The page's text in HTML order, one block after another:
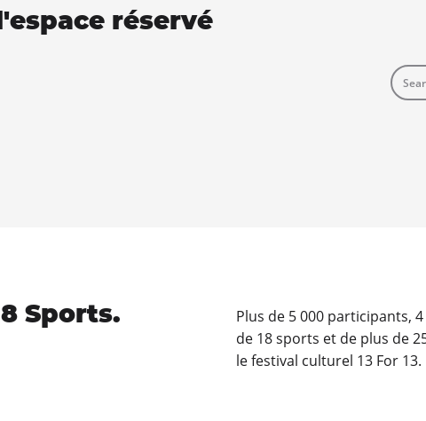
Sports.
Plus de 5 000 participants,
de 18 sports et de plus de
le festival culturel 13 For 13.
réservé